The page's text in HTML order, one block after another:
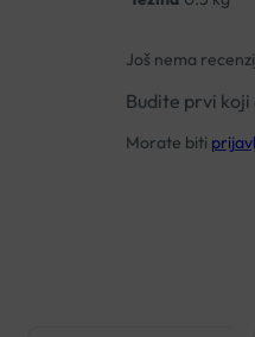
Još nema
Budite prvi koji
Morate biti